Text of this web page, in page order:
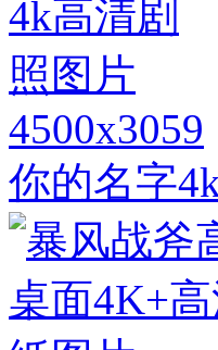
4500x3059
你的名字